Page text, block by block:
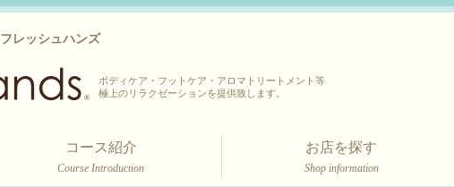
フレッシュハンズ
ボディケア・フットケア・アロマトリートメント等
極上のリラクゼーションを提供致します。
コース紹介
Course Introduction
お店を探す
Shop information